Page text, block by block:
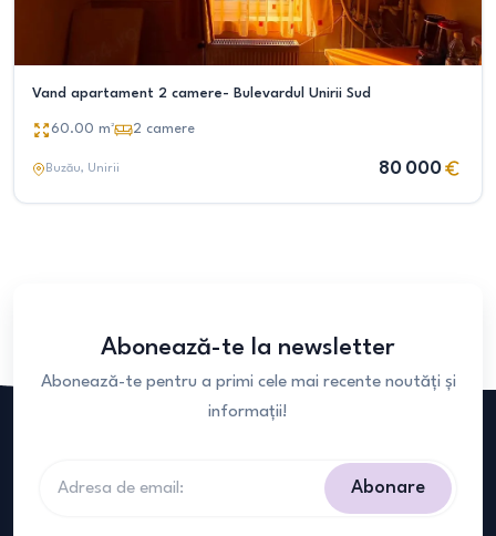
Vand apartament 2 camere- Bulevardul Unirii Sud
60.00 m² 2 camere
Buzău, Unirii 80 000
Abonează-te la newsletter
Abonează-te pentru a primi cele mai recente noutăți și
informații!
Abonare